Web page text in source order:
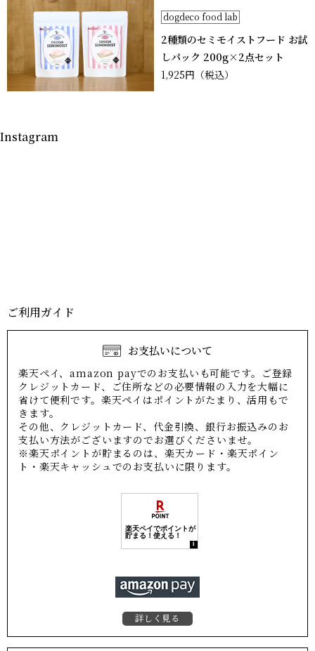
dogdeco food lab
2種類のセミモイストフード お試
しパック 200g×2点セット
1,925円 （税込）
Instagram
ご利用ガイド
お支払いについて
楽天ペイ、amazon payでのお支払いも可能です。ご登録
クレジットカード、ご住所などの必要情報の入力を大幅に
省けて便利です。楽天ペイはポイントがたまり、活用もで
きます。
その他、クレジットカード、代金引換、銀行お振込みのお
支払い方法がございますのでお選びくださいませ。
※楽天ポイントが貯まるのは、楽天カード・楽天ポイン
ト・楽天キャッシュでのお支払いに限ります。
詳しく見る